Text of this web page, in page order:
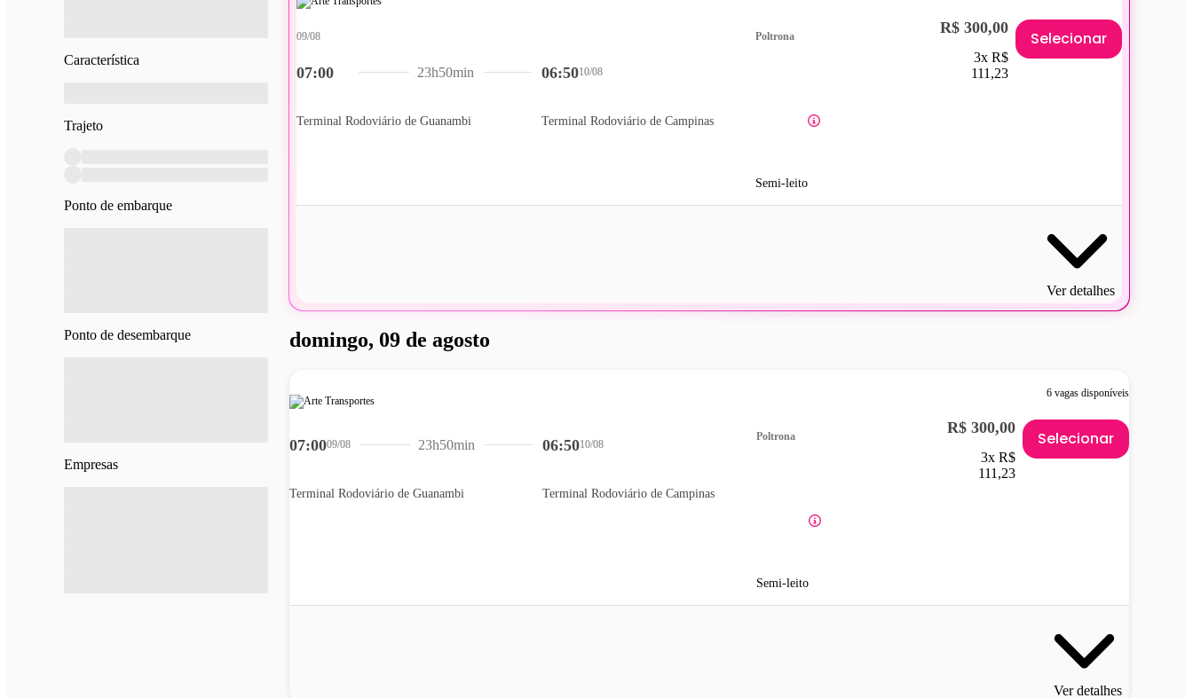
Característica
Trajeto
Ponto de embarque
Ponto de desembarque
Empresas
07:00
09/08
Terminal Rodoviário de Guanambi
06:5010/08
Terminal Rodoviário de Campinas
23h50min
Poltrona
Semi-leito
R$ 300,00
3x R$
111,23
Selecionar
Ver detalhes
domingo, 09 de agosto
6 vagas disponíveis
07:0009/08
Terminal Rodoviário de Guanambi
06:5010/08
Terminal Rodoviário de Campinas
23h50min
Poltrona
Semi-leito
R$ 300,00
3x R$
111,23
Selecionar
Ver detalhes